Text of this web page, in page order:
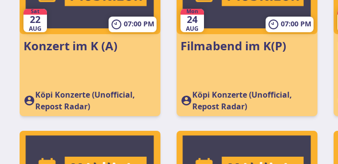
Sat
22
AUG
07:00 PM
Konzert im K (A)
Köpi Konzerte (Unofficial,
Repost Radar)
Mon
24
AUG
07:00 PM
Filmabend im K(P)
Köpi Konzerte (Unofficial,
Repost Radar)